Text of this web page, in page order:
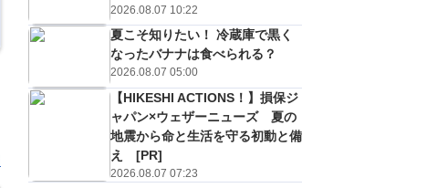
2026.08.07 10:22
夏こそ知りたい！ 冷蔵庫で黒く
なったバナナは食べられる？
2026.08.07 05:00
【HIKESHI ACTIONS！】損保ジ
ャパン×ウェザーニューズ 夏の
地震から命と生活を守る初動と備
え [PR]
2026.08.07 07:23